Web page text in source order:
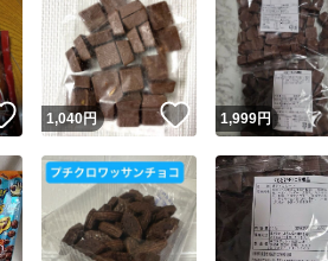
いいね！
1,040円 いいね！
1,999円